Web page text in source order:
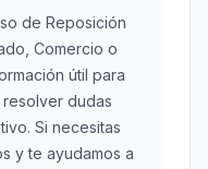
de Reposición
Comercio o
útil para
dudas
Si necesitas
y te ayudamos a